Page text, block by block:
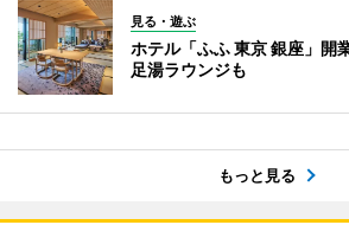
見る・遊ぶ
ホテル「ふふ 東京 銀座」
足湯ラウンジも
もっと見る